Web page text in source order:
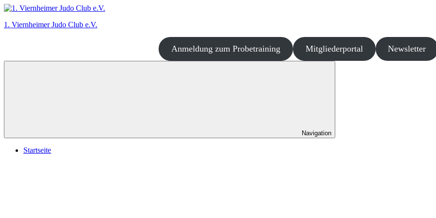
Zum
springen
1. Viernheimer Judo Club e.V.
Anmeldung zum Probetraining Mitgliederportal Newsletter
Navigation
Startseite